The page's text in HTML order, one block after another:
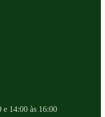
14:00 às 16:00